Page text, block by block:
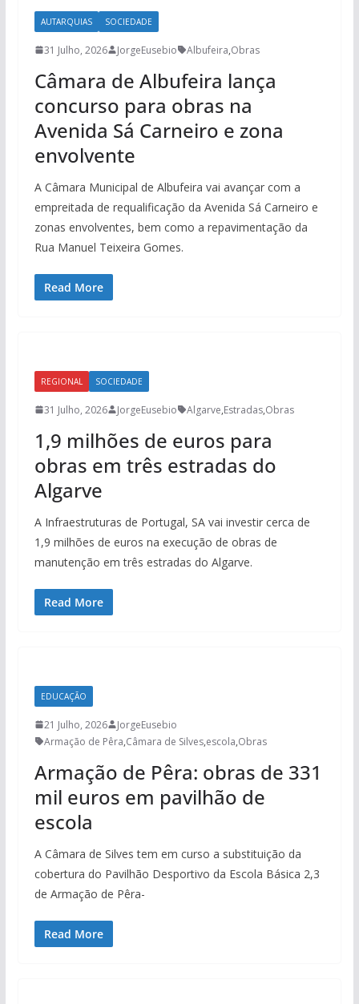
AUTARQUIAS SOCIEDADE
31 Julho, 2026 JorgeEusebio Albufeira,Obras
Câmara de Albufeira lança
concurso para obras na
Avenida Sá Carneiro e zona
envolvente
A Câmara Municipal de Albufeira vai avançar com a
empreitada de requalificação da Avenida Sá Carneiro e
zonas envolventes, bem como a repavimentação da
Rua Manuel Teixeira Gomes.
Read More
REGIONAL SOCIEDADE
31 Julho, 2026 JorgeEusebio Algarve,Estradas,Obras
1,9 milhões de euros para
obras em três estradas do
Algarve
A Infraestruturas de Portugal, SA vai investir cerca de
1,9 milhões de euros na execução de obras de
manutenção em três estradas do Algarve.
Read More
EDUCAÇÃO
21 Julho, 2026
JorgeEusebio
Armação de Pêra,Câmara de Silves,escola,Obras
Armação de Pêra: obras de 331
mil euros em pavilhão de
escola
A Câmara de Silves tem em curso a substituição da
cobertura do Pavilhão Desportivo da Escola Básica 2,3
de Armação de Pêra-
Read More